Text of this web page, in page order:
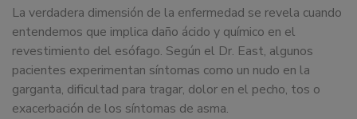
La verdadera dimensión de la enfermedad se revela cuando
entendemos que implica daño ácido y químico en el
revestimiento del esófago. Según el Dr. East, algunos
pacientes experimentan síntomas como un nudo en la
garganta, dificultad para tragar, dolor en el pecho, tos o
exacerbación de los síntomas de asma.